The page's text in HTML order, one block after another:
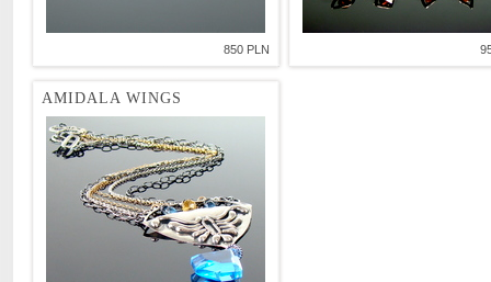
850 PLN
AMIDALA WINGS